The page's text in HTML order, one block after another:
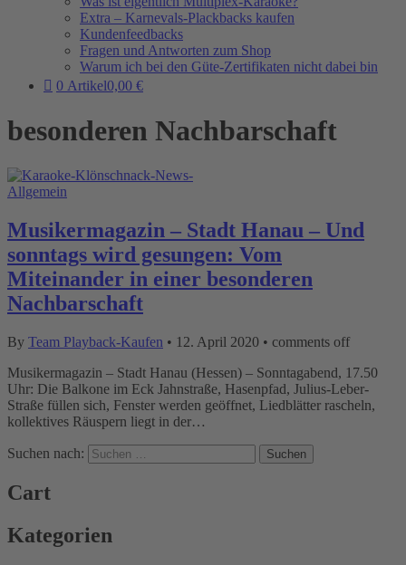
Extra – Karnevals-Plackbacks kaufen
Kundenfeedbacks
Fragen und Antworten zum Shop
Warum ich bei den Güte-Zertifikaten nicht dabei bin
0 Artikel0,00 €
besonderen Nachbarschaft
Allgemein
Musikermagazin – Stadt Hanau – Und
sonntags wird gesungen: Vom
Miteinander in einer besonderen
Nachbarschaft
By Team Playback-Kaufen • 12. April 2020 • comments off
Musikermagazin – Stadt Hanau (Hessen) – Sonntagabend, 17.50
Uhr: Die Balkone im Eck Jahnstraße, Hasenpfad, Julius-Leber-
Straße füllen sich, Fenster werden geöffnet, Liedblätter rascheln,
kollektives Räuspern liegt in der…
Suchen nach:
Cart
Kategorien